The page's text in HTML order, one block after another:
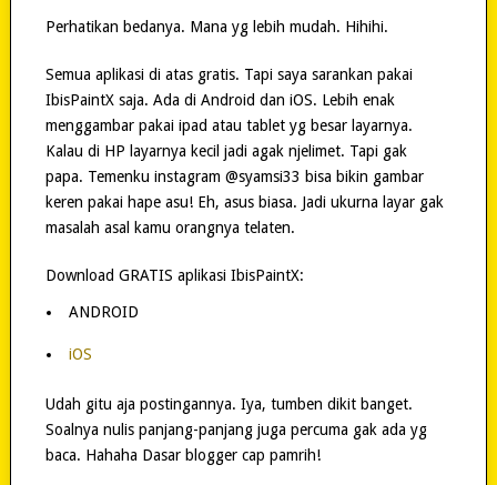
Perhatikan bedanya. Mana yg lebih mudah. Hihihi.
Semua aplikasi di atas gratis. Tapi saya sarankan pakai
IbisPaintX saja. Ada di Android dan iOS. Lebih enak
menggambar pakai ipad atau tablet yg besar layarnya.
Kalau di HP layarnya kecil jadi agak njelimet. Tapi gak
papa. Temenku instagram @syamsi33 bisa bikin gambar
keren pakai hape asu! Eh, asus biasa. Jadi ukurna layar gak
masalah asal kamu orangnya telaten.
Download GRATIS aplikasi IbisPaintX:
ANDROID
iOS
Udah gitu aja postingannya. Iya, tumben dikit banget.
Soalnya nulis panjang-panjang juga percuma gak ada yg
baca. Hahaha Dasar blogger cap pamrih!